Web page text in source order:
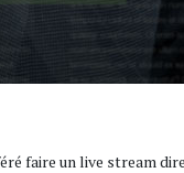
faire un live stream